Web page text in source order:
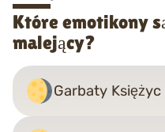
Które emotikony
malejący?
Garbaty